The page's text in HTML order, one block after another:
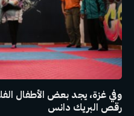
وفي غزة، يجد بعض الأطفال
رقص البريك دانس